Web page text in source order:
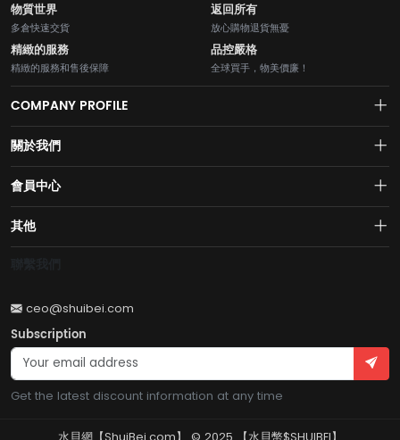
物質世界
多倉快速交貨
返回所有
放心購物退貨無憂
精緻的服務
精緻的服務和售後保障
品控嚴格
全球買手，物美價廉！
COMPANY PROFILE
球黃金珠寶跨境電商平臺！AI與區塊鏈的完美結合的【水貝幣$SB】引領
全球黃金珠寶穩定幣RWA新紀元！
關於我們
About us
Join us
Privacy policy
會員中心
Account
Order
Brand List
其他
Terms of use
Become a seller
Account
ceo@shuibei.com
Subscription
Get the latest discount information at any time
水貝網【ShuiBei.com】 © 2025 【水貝幣$SHUIBEI】